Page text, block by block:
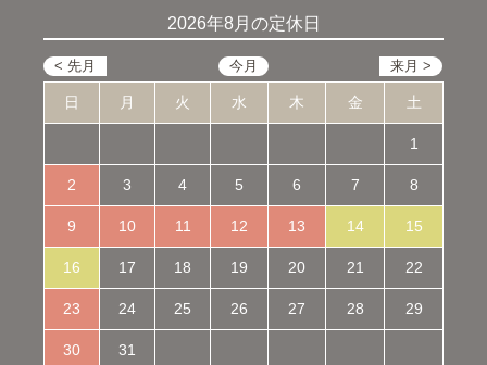
2026年8月の定休日
日 月 火 水 木 金 土
1
2 3 4 5 6 7 8
9 10 11 12 13 14 15
16 17 18 19 20 21 22
23 24 25 26 27 28 29
30 31